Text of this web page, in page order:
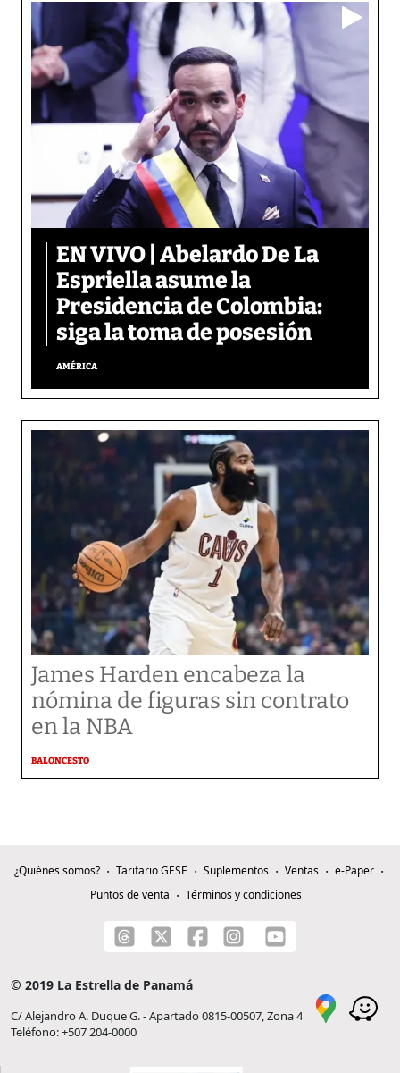
EN VIVO | Abelardo De La
Espriella asume la
Presidencia de Colombia:
siga la toma de posesión
AMÉRICA
James Harden encabeza la
nómina de figuras sin contrato
en la NBA
BALONCESTO
¿Quiénes somos? Tarifario GESE Suplementos Ventas
e-Paper
Puntos de venta
Términos y condiciones
© 2019 La Estrella de Panamá
C/ Alejandro A. Duque G. - Apartado 0815-00507, Zona 4
Teléfono: +507 204-0000